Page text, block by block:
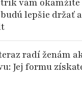
vám
lepšie držať
radí ženám
Jej formu